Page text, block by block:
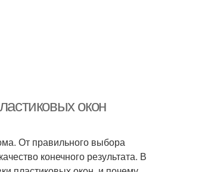
окон
От правильного выбора
конечного результата. В